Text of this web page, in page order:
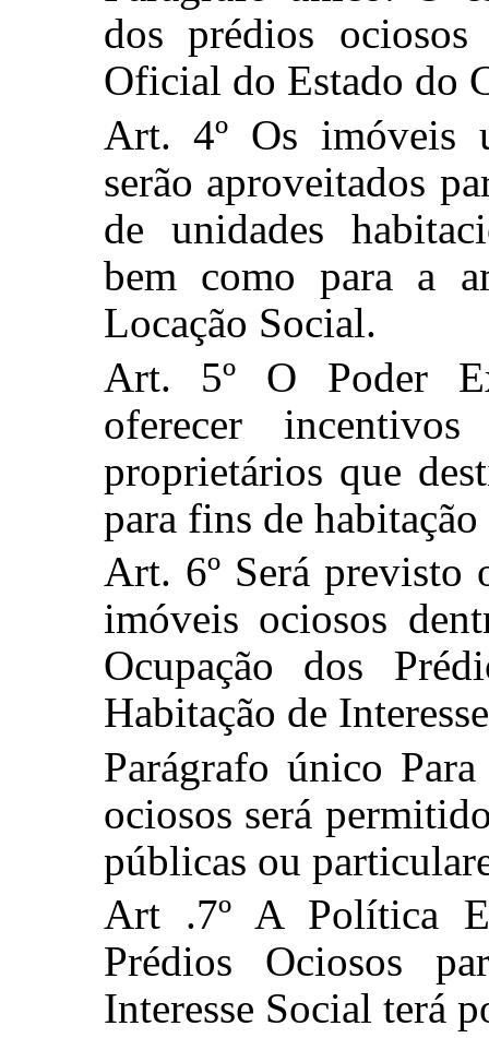
dos prédios
Oficial do Estado do
Art. 4º Os imóveis
serão aproveitados
de unidades
bem como para a
Locação Social.
Art. 5º O Poder
oferecer
proprietários que
para fins de
Art. 6º Será previsto
imóveis ociosos
Ocupação dos
Habitação de
Parágrafo único
ociosos será
públicas ou
Art .7º A Política
Prédios Ociosos
Interesse Social terá